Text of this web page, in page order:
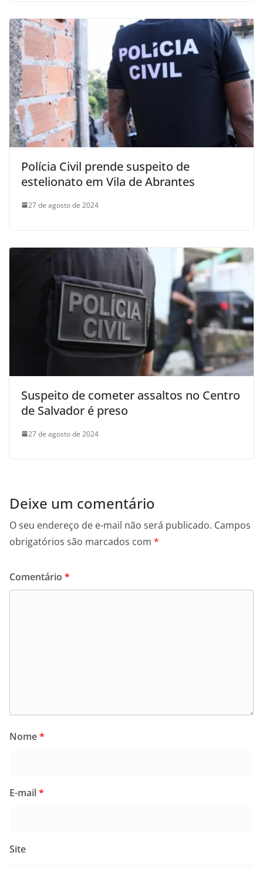
Polícia Civil prende suspeito de
estelionato em Vila de Abrantes
27 de agosto de 2024
Suspeito de cometer assaltos no Centro
de Salvador é preso
27 de agosto de 2024
Deixe um comentário
O seu endereço de e-mail não será publicado. Campos
obrigatórios são marcados com *
Comentário *
Nome*
E-mail*
Site